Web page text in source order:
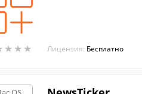
★ ★ ★
★ ★ ★ Лицензия: Бесплатно